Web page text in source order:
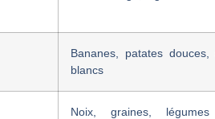
Bananes, patates douces,
blancs
Noix, graines,